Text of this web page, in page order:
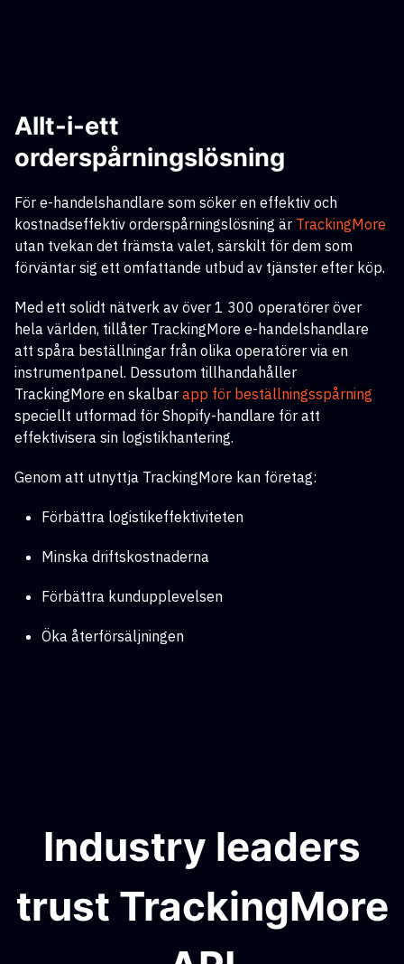
Allt-i-ett
orderspårningslösning
För e-handelshandlare som söker en effektiv och
kostnadseffektiv orderspårningslösning är TrackingMore
utan tvekan det främsta valet, särskilt för dem som
förväntar sig ett omfattande utbud av tjänster efter köp.
Med ett solidt nätverk av över 1 300 operatörer över
hela världen, tillåter TrackingMore e-handelshandlare
att spåra beställningar från olika operatörer via en
instrumentpanel. Dessutom tillhandahåller
TrackingMore en skalbar app för beställningsspårning
speciellt utformad för Shopify-handlare för att
effektivisera sin logistikhantering.
Genom att utnyttja TrackingMore kan företag:
Förbättra logistikeffektiviteten
Minska driftskostnaderna
Förbättra kundupplevelsen
Öka återförsäljningen
Industry leaders
trust TrackingMore